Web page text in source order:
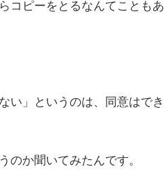
コピーをとるなんてこともあ
い」というのは、同意はでき
か聞いてみたんです。